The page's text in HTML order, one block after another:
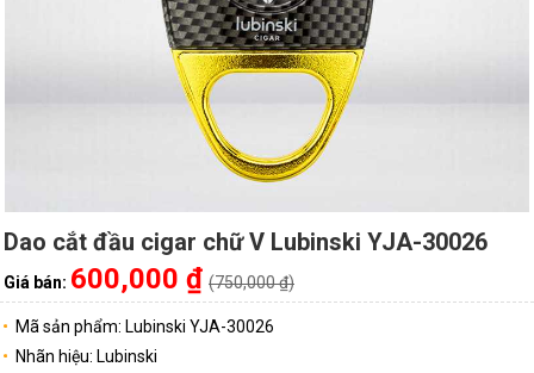
Dao cắt đầu cigar chữ V Lubinski YJA-30026
Giá bán: 600,000 ₫ (750,000 ₫)
Mã sản phẩm: Lubinski YJA-30026
Nhãn hiệu: Lubinski